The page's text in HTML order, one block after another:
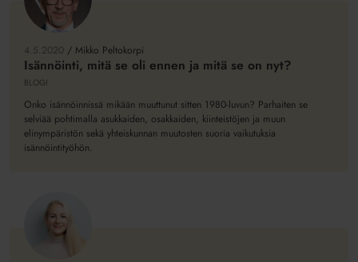
Isännöinti,
ennen
mitä
4.5.2020 / Mikko Peltokorpi
Isännöinti, mitä se oli ennen ja mitä se on nyt?
BLOGI
Onko isännöinnissä mikään muuttunut sitten 1980-luvun? Parhaiten se
selviää pohtimalla asukkaiden, osakkaiden, kiinteistöjen ja muun
elinympäristön sekä yhteiskunnan muutosten suoria vaikutuksia
isännöintityöhön.
Ilmalämpöpumpun